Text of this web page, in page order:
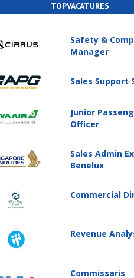
TOPVACATURES
Safety &
Manager
Sales Support
Junior
Officer
Sales Admin
Benelux
Commercial
Revenue
Commissaris